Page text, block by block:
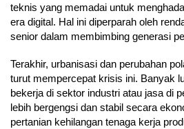
teknis yang memadai untuk
era digital. Hal ini diperparah oleh
senior dalam membimbing generasi
Terakhir, urbanisasi dan perubahan
turut mempercepat krisis ini. Banyak
bekerja di sektor industri atau jasa di
lebih bergengsi dan stabil secara
pertanian kehilangan tenaga kerja